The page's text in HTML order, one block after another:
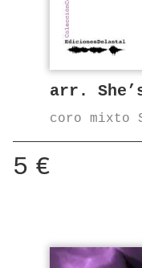
arr.
coro mixto
5 €